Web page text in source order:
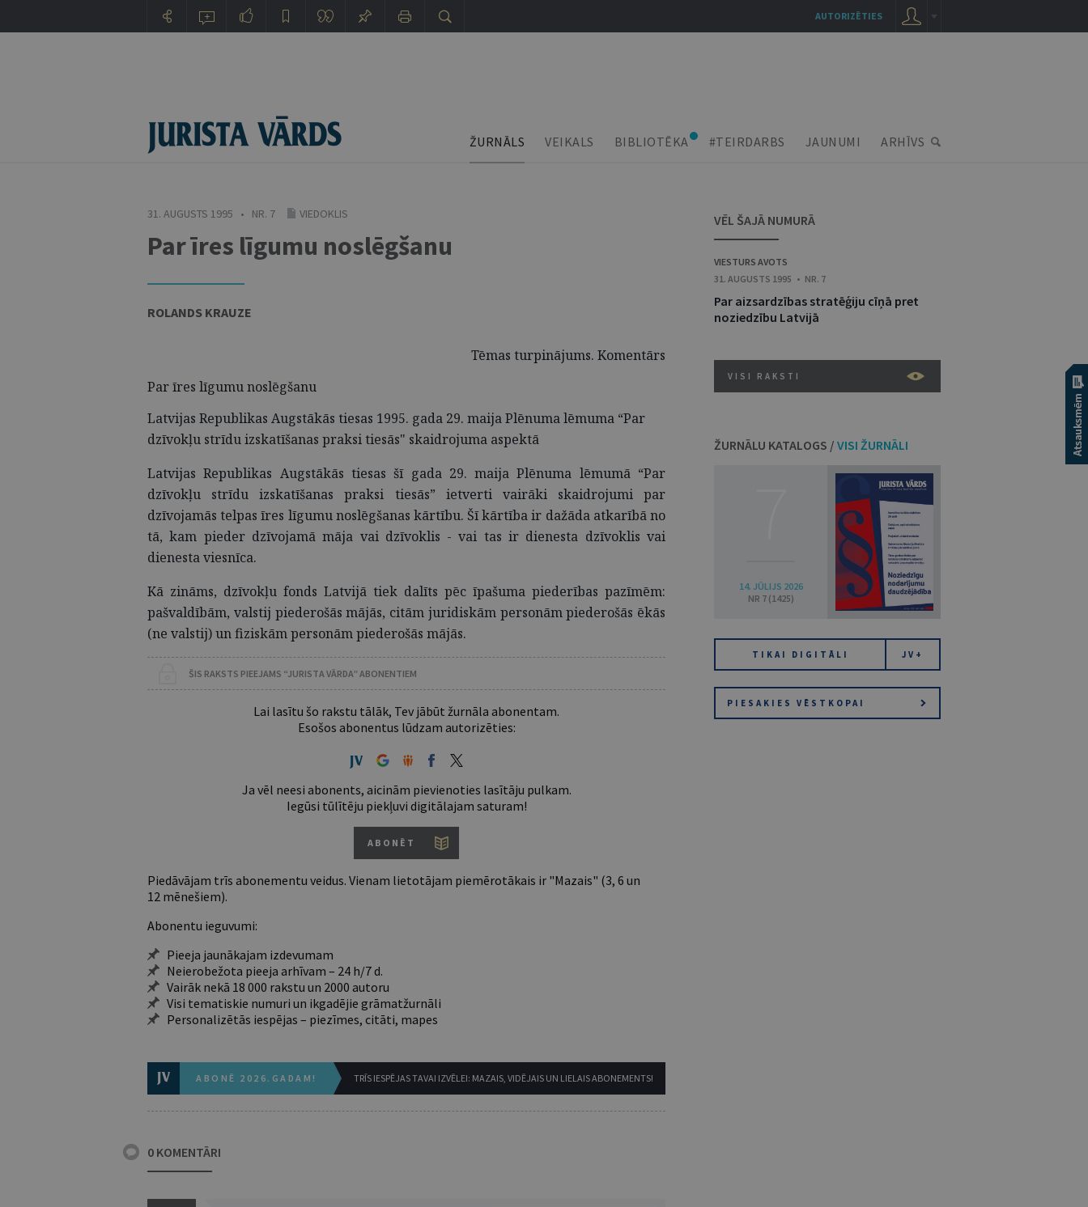
ŽURNĀLS VEIKALS BIBLIOTĒKA #TEIRDARBS JAUNUMI ARHĪVS
31. AUGUSTS 1995 • NR. 7 VIEDOKLIS
Par īres līgumu noslēgšanu
ROLANDS KRAUZE
Tēmas turpinājums. Komentārs
Par īres līgumu noslēgšanu
Latvijas Republikas Augstākās tiesas 1995. gada 29. maija Plēnuma lēmuma “Par
dzīvokļu strīdu izskatīšanas praksi tiesās" skaidrojuma aspektā
Latvijas Republikas Augstākās tiesas šī gada 29. maija Plēnuma lēmumā “Par
dzīvokļu strīdu izskatīšanas praksi tiesās” ietverti vairāki skaidrojumi par
dzīvojamās telpas īres līgumu noslēgšanas kārtību. Šī kārtība ir dažāda atkarībā no
tā, kam pieder dzīvojamā māja vai dzīvoklis - vai tas ir dienesta dzīvoklis vai
dienesta viesnīca.
Kā zināms, dzīvokļu fonds Latvijā tiek dalīts pēc īpašuma piederības pazīmēm:
pašvaldībām, valstij piederošās mājās, citām juridiskām personām piederošās ēkās
(ne valstij) un fiziskām personām piederošās mājās.
ŠIS RAKSTS PIEEJAMS “JURISTA VĀRDA” ABONENTIEM
Lai lasītu šo rakstu tālāk, Tev jābūt žurnāla abonentam.
Esošos abonentus lūdzam autorizēties:
Ja vēl neesi abonents, aicinām pievienoties lasītāju pulkam.
Iegūsi tūlītēju piekļuvi digitālajam saturam!
ABONĒT
Piedāvājam trīs abonementu veidus. Vienam lietotājam piemērotākais ir "Mazais" (3, 6 un
12 mēnešiem).
Abonentu ieguvumi:
Pieeja jaunākajam izdevumam
Neierobežota pieeja arhīvam – 24 h/7 d.
Vairāk nekā 18 000 rakstu un 2000 autoru
Visi tematiskie numuri un ikgadējie grāmatžurnāli
Personalizētās iespējas – piezīmes, citāti, mapes
ABONĒ 2026.GADAM! TRĪS IESPĒJAS TAVAI IZVĒLEI: MAZAIS, VIDĒJAIS UN LIELAIS ABONEMENTS!
0 KOMENTĀRI
VĒL ŠAJĀ NUMURĀ
VIESTURS AVOTS
31. AUGUSTS 1995 • NR. 7
Par aizsardzības stratēģiju cīņā pret
noziedzību Latvijā
VISI RAKSTI
ŽURNĀLU KATALOGS / VISI ŽURNĀLI
14. JŪLIJS 2026
NR 7 (1425)
TIKAI DIGITĀLI JV+
PIESAKIES VĒSTKOPAI
AUTORIZĒTIES